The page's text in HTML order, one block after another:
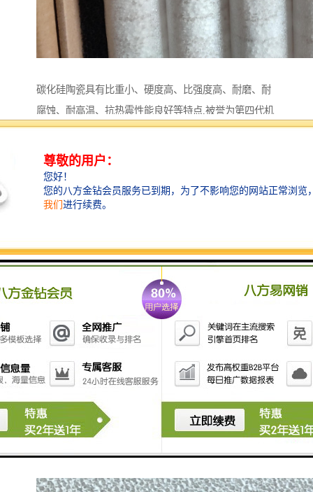
碳化硅陶瓷具有比重小、硬度高、比强度高、耐磨、耐
腐蚀、耐高温、抗热震性能良好等特点,被誉为第四代机
械密封材料,广泛用于各类特殊工况条件下工业设备和装
置的机械密封。目前,工业化生产的碳化硅陶瓷密封环主
要采用反应烧结法制备；由于游离硅的存在,反应烧结碳
化硅密封环的耐高温性、耐腐蚀性较差,力学性能偏低,对
备；该烧结方法制得的密封环硬度高、弹性模量大,但抗
弯强度和断裂韧性依然较低,且摩擦系数较大,自身组对时
磨损量大,在使用过程中的可靠性差,工作寿命较短；此
外,该烧结方法还存在烧结温度高(达2300℃)、能耗大等
问题,较高的生产成本限制了碳化硅密封环的推广应用。
由此,国内外众多学者致力于研究低温液相烧结技术制备
高强度、高韧性碳化硅陶瓷,并取得一定的成效。